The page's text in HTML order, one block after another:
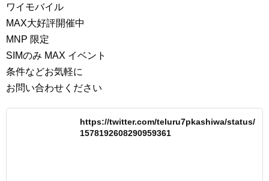
ワイモバイル
MAX大好評開催中
MNP 限定
SIMのみ MAX イベント
条件などお気軽に
お問い合わせください
https://twitter.com/teluru7pkashiwa/status/
1578192608290959361